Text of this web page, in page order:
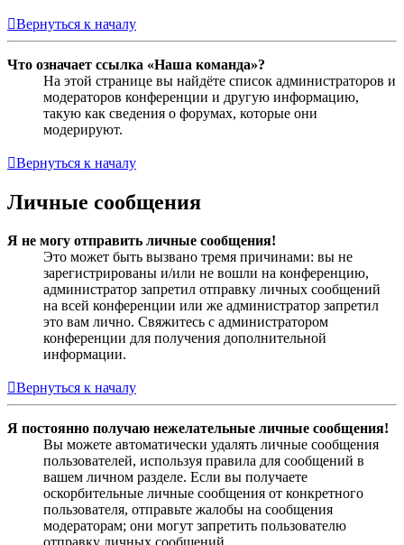
Вернуться к началу
Что означает ссылка «Наша команда»?
На этой странице вы найдёте список администраторов и
модераторов конференции и другую информацию,
такую как сведения о форумах, которые они
модерируют.
Вернуться к началу
Личные сообщения
Я не могу отправить личные сообщения!
Это может быть вызвано тремя причинами: вы не
зарегистрированы и/или не вошли на конференцию,
администратор запретил отправку личных сообщений
на всей конференции или же администратор запретил
это вам лично. Свяжитесь с администратором
конференции для получения дополнительной
информации.
Вернуться к началу
Я постоянно получаю нежелательные личные сообщения!
Вы можете автоматически удалять личные сообщения
пользователей, используя правила для сообщений в
вашем личном разделе. Если вы получаете
оскорбительные личные сообщения от конкретного
пользователя, отправьте жалобы на сообщения
модераторам; они могут запретить пользователю